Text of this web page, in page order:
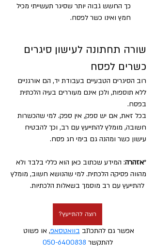
כך החשש גבוה יותר שסיגר תעשייתי מכיל
חמץ ואינו כשר לפסח.
שורה תחתונה לעישון סיגרים
כשרים לפסח
רוב הסיגרים הטבעיים בעבודת יד, הם אורגניים
ללא תוספות, ולכן אינם מעוררים בעיה הלכתית
בפסח.
בכל זאת, אם יש ספק, אין ספק. למי שהכשרות
חשובה, מומלץ להתייעץ עם רב, וכך להבטיח
עישון כשר ומהנה גם בימי חג פסח.
*אזהרה: המידע שכתוב כאן הוא כללי בלבד ולא
מהווה פסיקה הלכתית. למי שהנושא חשוב, מומלץ
להתייעץ עם רב מוסמך בשאלות הלכתיות.
רוצה להתייעץ?
אפשר גם להתכתב בוואטסאפ, או פשוט
להתקשר 050-6400838